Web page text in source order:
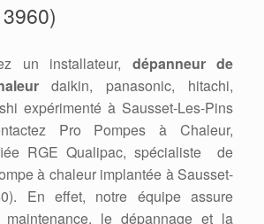
un installateur, dépanneur de
daikin, panasonic, hitachi,
expérimenté à Sausset-Les-Pins
Pro Pompes à Chaleur,
RGE Qualipac, spécialiste de
à chaleur implantée à Sausset-
En effet, notre équipe assure
maintenance, le dépannage et la